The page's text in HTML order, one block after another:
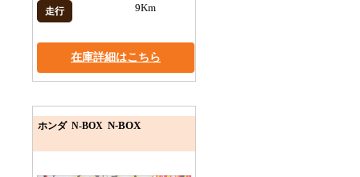
走行 9Km
在庫詳細はこちら
ホンダ N-BOX N-BOX